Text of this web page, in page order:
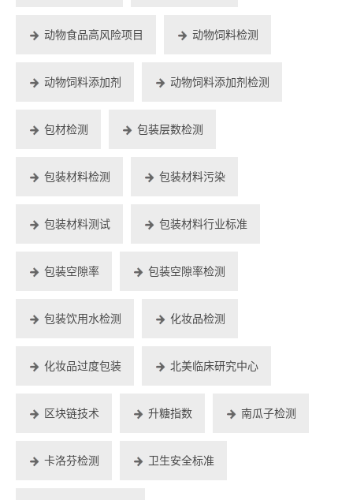
动物食品高风险项目 动物饲料检测
动物饲料添加剂 动物饲料添加剂检测
包材检测 包装层数检测
包装材料检测 包装材料污染
包装材料测试 包装材料行业标准
包装空隙率 包装空隙率检测
包装饮用水检测 化妆品检测
化妆品过度包装 北美临床研究中心
区块链技术 升糖指数 南瓜子检测
卡洛芬检测 卫生安全标准